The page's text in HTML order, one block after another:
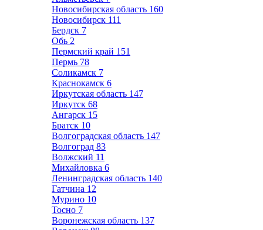
Новосибирская область 160
Новосибирск 111
Бердск 7
Обь 2
Пермский край 151
Пермь 78
Соликамск 7
Краснокамск 6
Иркутская область 147
Иркутск 68
Ангарск 15
Братск 10
Волгоградская область 147
Волгоград 83
Волжский 11
Михайловка 6
Ленинградская область 140
Гатчина 12
Мурино 10
Тосно 7
Воронежская область 137